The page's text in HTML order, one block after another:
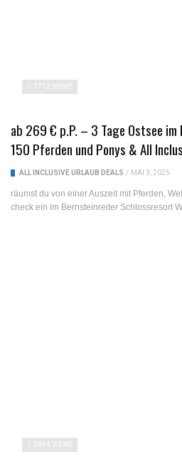
1712 VIEWS
ab 269 € p.P. – 3 Tage Ostsee
150 Pferden und Ponys & All
ALL INCLUSIVE URLAUB DEALS / MAI 3, 2025
räumst du von einer Auszeit mit Pferden,
check ein im Bernsteinreiter Schlossresort
2494 VIEWS